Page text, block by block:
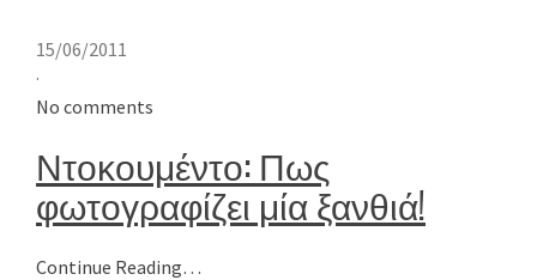
15/06/2011
·
No comments
Ντοκουμέντο: Πως
φωτογραφίζει μία ξανθιά!
Continue Reading…